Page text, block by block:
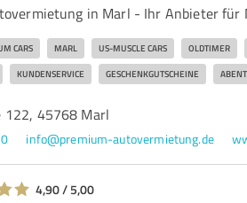
in Marl - Ihr Anbieter für
CARS MARL US-MUSCLE CARS OLDTIMER
KUNDENSERVICE GESCHENKGUTSCHEINE
122, 45768 Marl
info@premium-autovermietung.de
4,90 / 5,00